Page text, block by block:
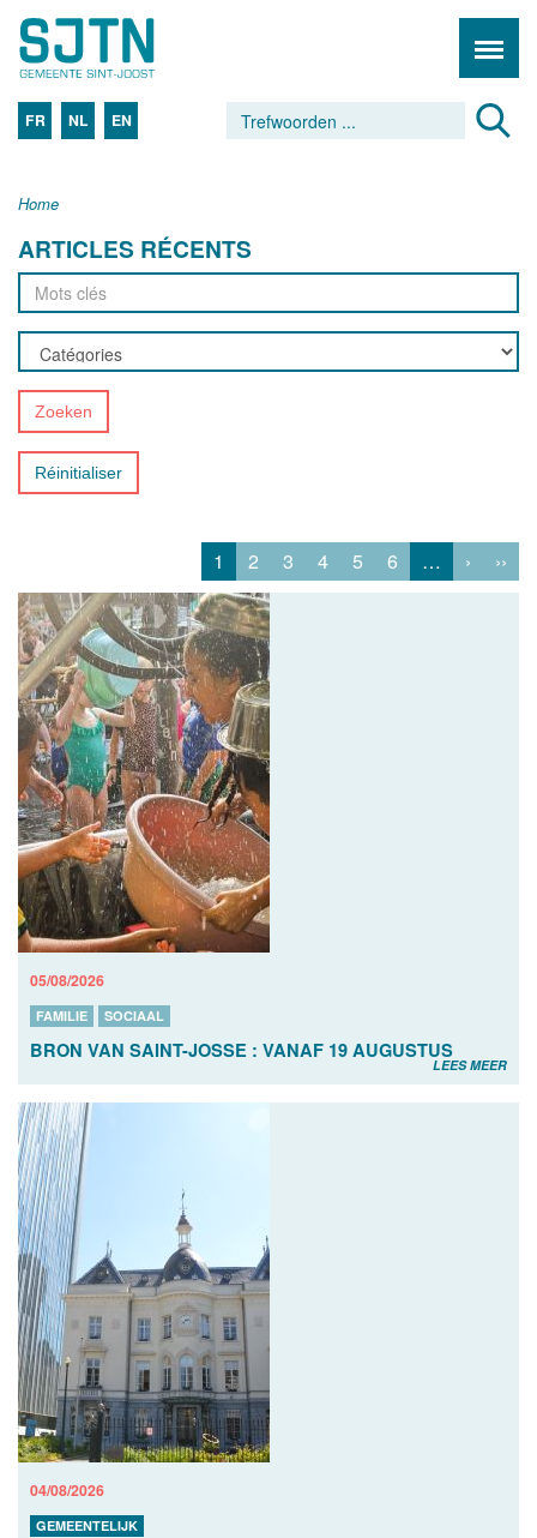
FR NL EN
Home
ARTICLES RÉCENTS
Zoeken
Réinitialiser
1 2 3 4 5 6 … › ››
05/08/2026
FAMILIE SOCIAAL
BRON VAN SAINT-JOSSE : VANAF 19 AUGUSTUS
LEES MEER
04/08/2026
GEMEENTELIJK